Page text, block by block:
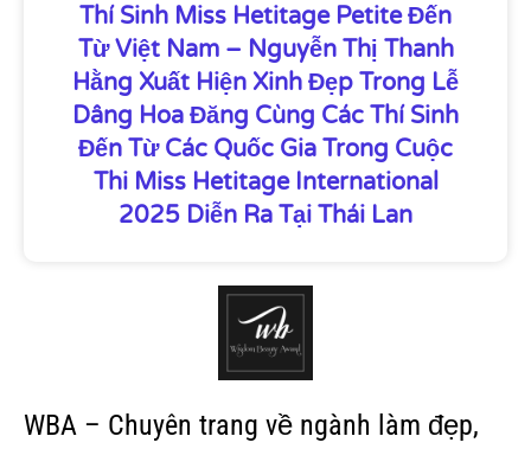
Thí Sinh Miss Hetitage Petite Đến
Từ Việt Nam – Nguyễn Thị Thanh
Hằng Xuất Hiện Xinh Đẹp Trong Lễ
Dâng Hoa Đăng Cùng Các Thí Sinh
Đến Từ Các Quốc Gia Trong Cuộc
Thi Miss Hetitage International
2025 Diễn Ra Tại Thái Lan
WBA – Chuyên trang về ngành làm đẹp,